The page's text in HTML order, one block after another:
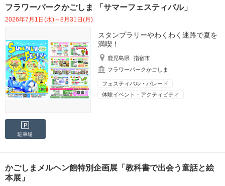
フラワーパークかごしま 「サマーフェスティバル」
2026年7月1日(水)～8月31日(月)
スタンプラリーやわくわく迷路で夏を
満喫！
鹿児島県
指宿市
フラワーパークかごしま
フェスティバル・パレード
体験イベント・アクティビティ
駐車場
かごしまメルヘン館特別企画展「教科書で出会う童話と絵
本展」